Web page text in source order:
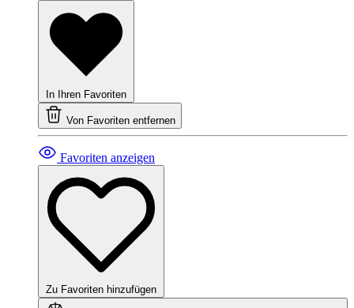
In Ihren Favoriten
Von Favoriten entfernen
Favoriten anzeigen
Zu Favoriten hinzufügen